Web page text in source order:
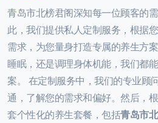
青岛市北榜君阁深知每一位顾客的
此，我们提供私人定制服务，根据
需求，为您量身打造专属的养生方
睡眠，还是调理身体机能，我们都
案。 在定制服务中，我们的专业顾
通，了解您的需求和偏好。然后，
套个性化的养生套餐，包括青岛市